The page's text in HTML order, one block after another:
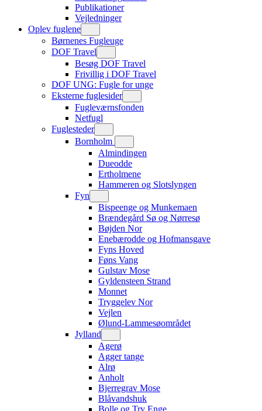
Publikationer
Vejledninger
Oplev fuglene
Børnenes Fugleuge
DOF Travel
Besøg DOF Travel
Frivillig i DOF Travel
DOF UNG: Fugle for unge
Eksterne fuglesider
Fugleværnsfonden
Netfugl
Fuglesteder
Bornholm
Almindingen
Dueodde
Ertholmene
Hammeren og Slotslyngen
Fyn
Bispeenge og Munkemaen
Brændegård Sø og Nørresø
Bøjden Nor
Enebærodde og Hofmansgave
Fyns Hoved
Føns Vang
Gulstav Mose
Gyldensteen Strand
Monnet
Tryggelev Nor
Vejlen
Ølund-Lammesøområdet
Jylland
Agerø
Agger tange
Alrø
Anholt
Bjerregrav Mose
Blåvandshuk
Bolle og Try Enge